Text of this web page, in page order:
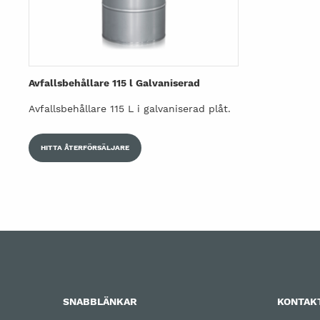
Avfallsbehållare 115 l Galvaniserad
Avfallsbehållare 115 L i galvaniserad plåt.
HITTA ÅTERFÖRSÄLJARE
SNABBLÄNKAR